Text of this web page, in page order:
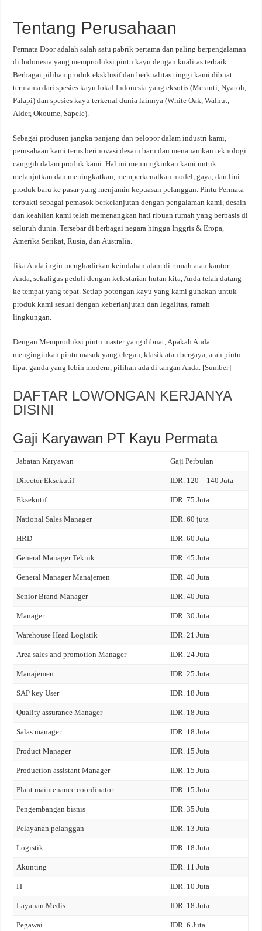
Tentang Perusahaan
Permata Door adalah salah satu pabrik pertama dan paling berpengalaman
di Indonesia yang memproduksi pintu kayu dengan kualitas terbaik.
Berbagai pilihan produk eksklusif dan berkualitas tinggi kami dibuat
terutama dari spesies kayu lokal Indonesia yang eksotis (Meranti, Nyatoh,
Palapi) dan spesies kayu terkenal dunia lainnya (White Oak, Walnut,
Alder, Okoume, Sapele).
Sebagai produsen jangka panjang dan pelopor dalam industri kami,
perusahaan kami terus berinovasi desain baru dan menanamkan teknologi
canggih dalam produk kami. Hal ini memungkinkan kami untuk
melanjutkan dan meningkatkan, memperkenalkan model, gaya, dan lini
produk baru ke pasar yang menjamin kepuasan pelanggan. Pintu Permata
terbukti sebagai pemasok berkelanjutan dengan pengalaman kami, desain
dan keahlian kami telah memenangkan hati ribuan rumah yang berbasis di
seluruh dunia. Tersebar di berbagai negara hingga Inggris & Eropa,
Amerika Serikat, Rusia, dan Australia.
Jika Anda ingin menghadirkan keindahan alam di rumah atau kantor
Anda, sekaligus peduli dengan kelestarian hutan kita, Anda telah datang
ke tempat yang tepat. Setiap potongan kayu yang kami gunakan untuk
produk kami sesuai dengan keberlanjutan dan legalitas, ramah
lingkungan.
Dengan Memproduksi pintu master yang dibuat, Apakah Anda
menginginkan pintu masuk yang elegan, klasik atau bergaya, atau pintu
lipat ganda yang lebih modern, pilihan ada di tangan Anda. [Sumber]
DAFTAR LOWONGAN KERJANYA
DISINI
Gaji Karyawan PT Kayu Permata
Jabatan Karyawan Gaji Perbulan
Director Eksekutif IDR. 120 – 140 Juta
Eksekutif IDR. 75 Juta
National Sales Manager IDR. 60 juta
HRD IDR. 60 Juta
General Manager Teknik IDR. 45 Juta
General Manager Manajemen IDR. 40 Juta
Senior Brand Manager IDR. 40 Juta
Manager IDR. 30 Juta
Warehouse Head Logistik IDR. 21 Juta
Area sales and promotion Manager IDR. 24 Juta
Manajemen IDR. 25 Juta
SAP key User IDR. 18 Juta
Quality assurance Manager IDR. 18 Juta
Salas manager IDR. 18 Juta
Product Manager IDR. 15 Juta
Production assistant Manager IDR. 15 Juta
Plant maintenance coordinator IDR. 15 Juta
Pengembangan bisnis IDR. 35 Juta
Pelayanan pelanggan IDR. 13 Juta
Logistik IDR. 18 Juta
Akunting IDR. 11 Juta
IT IDR. 10 Juta
Layanan Medis IDR. 18 Juta
Pegawai IDR. 6 Juta